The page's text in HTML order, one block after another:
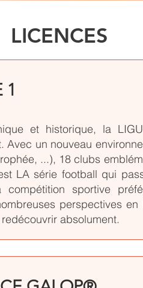
LICENCES
1
et historique, la
Avec un nouveau
...), 18 clubs
LA série football qui
compétition sportive
perspectives
absolument.